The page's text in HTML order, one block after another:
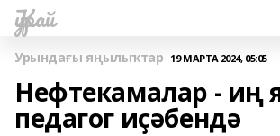
Ҡурай
Урындағы яңылыҡтар 19 МАРТА 2024, 05:05
Нефтекамалар - иң
педагог иҫәбендә